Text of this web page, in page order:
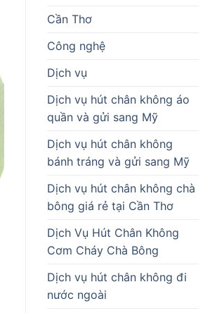
Cần Thơ
Công nghệ
Dịch vụ
Dịch vụ hút chân không áo
quần và gửi sang Mỹ
Dịch vụ hút chân không
bánh tráng và gửi sang Mỹ
Dịch vụ hút chân không chà
bông giá rẻ tại Cần Thơ
Dịch Vụ Hút Chân Không
Cơm Cháy Chà Bông
Dịch vụ hút chân không đi
nước ngoài